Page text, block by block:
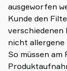
ausgeworfen
Kunde den
verschiedenen
nicht
So müssen am